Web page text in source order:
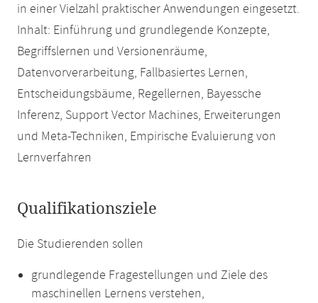
in einer Vielzahl praktischer Anwendungen eingesetzt.
Inhalt: Einführung und grundlegende Konzepte,
Begriffslernen und Versionenräume,
Datenvorverarbeitung, Fallbasiertes Lernen,
Entscheidungsbäume, Regellernen, Bayessche
Inferenz, Support Vector Machines, Erweiterungen
und Meta-Techniken, Empirische Evaluierung von
Lernverfahren
Qualifikationsziele
Die Studierenden sollen
grundlegende Fragestellungen und Ziele des
maschinellen Lernens verstehen,